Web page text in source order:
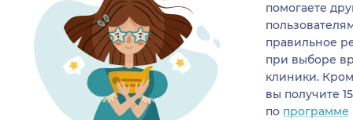
помогаете
правильное
при выборе
клиники.
вы получите
по программе